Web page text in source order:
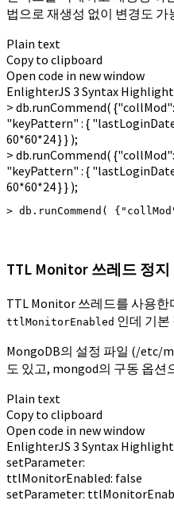
법으로 재생성 없이 변경도 가
Plain text
Copy to clipboard
Open code in new window
EnlighterJS 3 Syntax
> db.runCommend( {"collMod":
"keyPattern" : {
60*60*24}} );
> db.runCommend(
"keyPattern" : {
60*60*24 } } );
> db.runCommend(
TTL Monitor 쓰레드 정지
TTL Monitor 쓰레드를 사용
ttlMonitorEnabled 인데 기본
MongoDB의 설정 파일 (/etc/
도 있고, mongod의 구동 옵션
Plain text
Copy to clipboard
Open code in new window
EnlighterJS 3 Syntax
setParameter:
ttlMonitorEnabled: false
setParameter: